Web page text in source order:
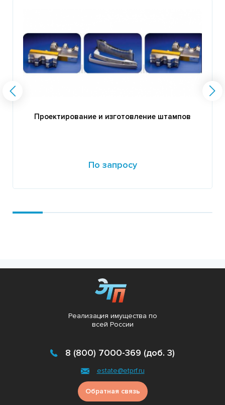
Проектирование и изготовление штампов
По запросу
Реализация имущества по
всей России
8 (800) 7000-369 (доб. 3)
estate@etprf.ru
Обратная связь